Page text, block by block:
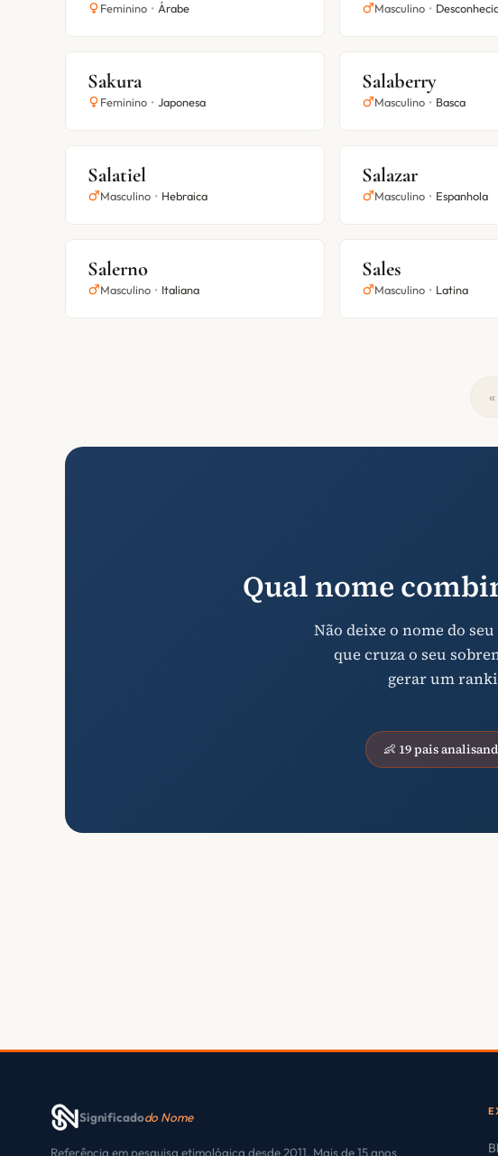
Feminino • Árabe Masculino •
Sakura
Feminino • Japonesa
Salaberry
Masculino • Basca
Salatiel
Masculino • Hebraica
Salazar
Masculino • Espanhola
Salerno
Masculino • Italiana
Sales
Masculino • Latina
Qual nome
Não deixe o nome do
que cruza o seu
gerar um
👶 19 pais
Significadodo Nome
Referência em pesquisa etimológica desde 2011. Mais de 15 anos